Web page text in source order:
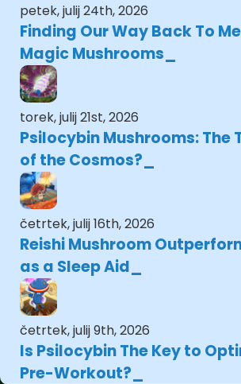
petek, julij 24th, 2026
Finding Our Way Back To
Magic Mushrooms
torek, julij 21st, 2026
Psilocybin Mushrooms: The
of the Cosmos?
četrtek, julij 16th, 2026
Reishi Mushroom
as a Sleep Aid
četrtek, julij 9th, 2026
Is Psilocybin The Key to
Pre-Workout?